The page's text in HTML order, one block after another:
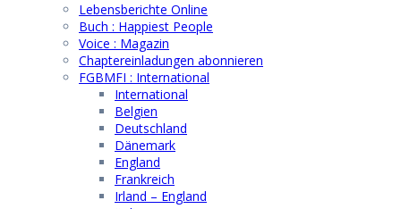
Lebensberichte Online
Buch : Happiest People
Voice : Magazin
Chaptereinladungen abonnieren
FGBMFI : International
International
Belgien
Deutschland
Dänemark
England
Frankreich
Irland – England